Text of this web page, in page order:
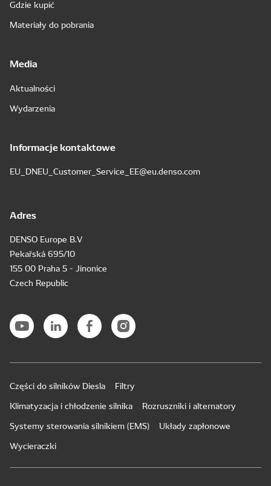
Gdzie kupić
Materiały do pobrania
Media
Aktualności
Wydarzenia
Informacje kontaktowe
EU_DNEU_Customer_Service_EE@eu.denso.com
Adres
DENSO Europe B.V
Pekařská 695/10
155 00 Praha 5 - Jinonice
Czech Republic
Części do silników Diesla
Filtry
Klimatyzacja i chłodzenie silnika
Rozruszniki i alternatory
Systemy sterowania silnikiem (EMS)
Układy zapłonowe
Wycieraczki